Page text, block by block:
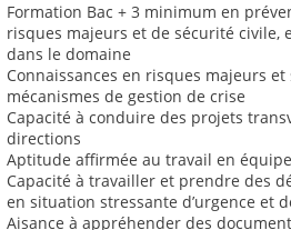
Formation Bac + 3 minimum en
risques majeurs et de sécurité civile,
dans le domaine
Connaissances en risques majeurs
mécanismes de gestion de crise
Capacité à conduire des projets
directions
Aptitude affirmée au travail en
Capacité à travailler et prendre des
en situation stressante d’urgence et
Aisance à appréhender des